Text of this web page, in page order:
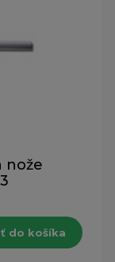
nože
do košíka